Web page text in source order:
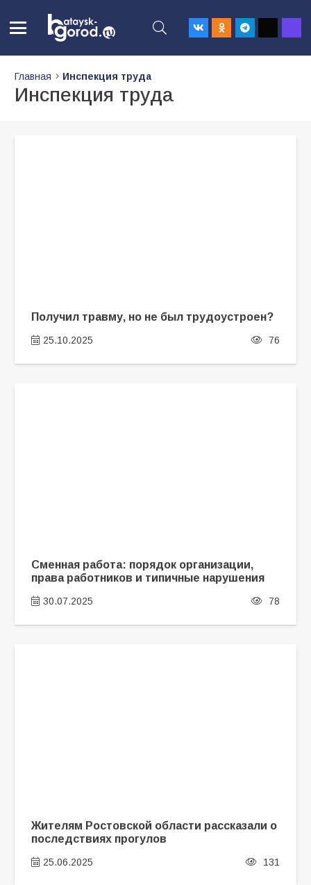
Главная Инспекция труда
Инспекция труда
Получил травму, но не был трудоустроен?
25.10.2025 76
Сменная работа: порядок организации,
права работников и типичные нарушения
30.07.2025 78
Жителям Ростовской области рассказали о
последствиях прогулов
25.06.2025 131